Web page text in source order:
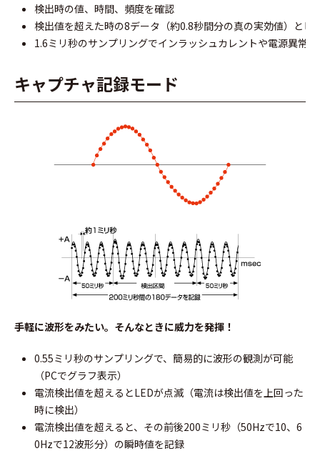
検出時の値、時間、頻度を確認
検出値を超えた時の8データ（約0.8秒間分の真の実効値）とピ
1.6ミリ秒のサンプリングでインラッシュカレントや電源異常
キャプチャ記録モード
手軽に波形をみたい。そんなときに威力を発揮！
0.55ミリ秒のサンプリングで、簡易的に波形の観測が可能
（PCでグラフ表示）
電流検出値を超えるとLEDが点滅（電流は検出値を上回った
時に検出）
電流検出値を超えると、その前後200ミリ秒（50Hzで10、6
0Hzで12波形分）の瞬時値を記録